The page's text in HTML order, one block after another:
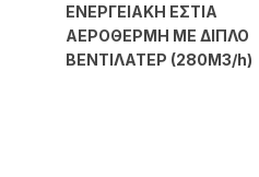
ΕΝΕΡΓΕΙΑΚΗ ΕΣΤΙΑ
ΑΕΡΟΘΕΡΜΗ ΜΕ ΔΙΠΛΟ
ΒΕΝΤΙΛΑΤΕΡ (280M3/h)